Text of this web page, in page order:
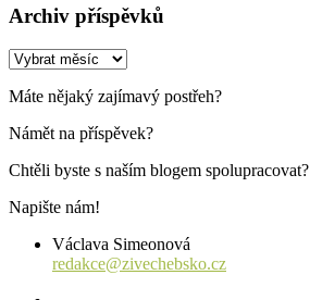
Archiv příspěvků
Archiv
Máte nějaký zajímavý postřeh?
Námět na příspěvek?
Chtěli byste s naším blogem spolupracovat?
Napište nám!
Václava Simeonová
redakce@zivechebsko.cz